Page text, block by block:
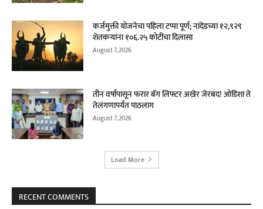
कर्जमुक्ती योजनेचा पहिला टप्पा पूर्ण; नांदेडच्या १२,९२९
शेतकऱ्यांना १०६.२५ कोटींचा दिलासा
August 7, 2026
तीन वर्षांपासून फरार बॅग लिफ्टर अखेर जेरबंद! ओडिशा ते
तेलंगणापर्यंत पाठलाग
August 7, 2026
Load More
RECENT COMMENTS